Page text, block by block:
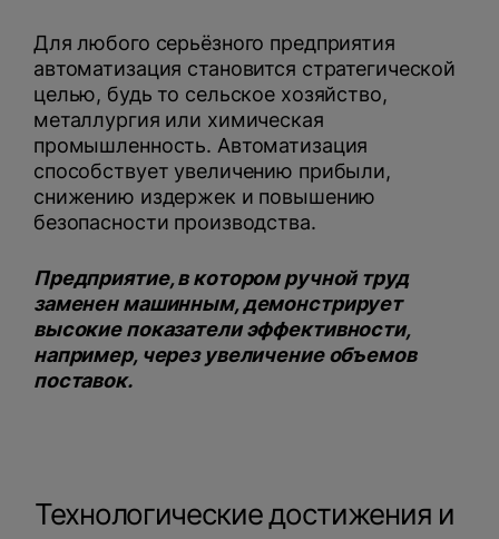
Для любого серьёзного предприятия
автоматизация становится стратегической
целью, будь то сельское хозяйство,
металлургия или химическая
промышленность. Автоматизация
способствует увеличению прибыли,
снижению издержек и повышению
безопасности производства.
Предприятие, в котором ручной труд
заменен машинным, демонстрирует
высокие показатели эффективности,
например, через увеличение объемов
поставок.
Технологические достижения и